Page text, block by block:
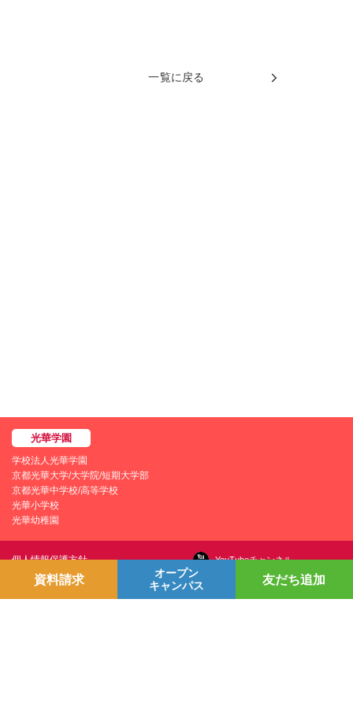
一覧に戻る
学校法人光華学園
京都光華大学/大学院/短期大学部
京都光華中学校/高等学校
光華小学校
光華幼稚園
個人情報保護方針
プライバシーポリシー
YouTubeチャンネル
資料請求
オープン
キャンパス
友だち追加